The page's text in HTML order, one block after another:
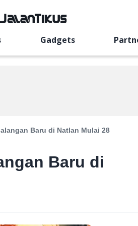
Gadgets
Baru di Natlan Mulai 28
Baru di